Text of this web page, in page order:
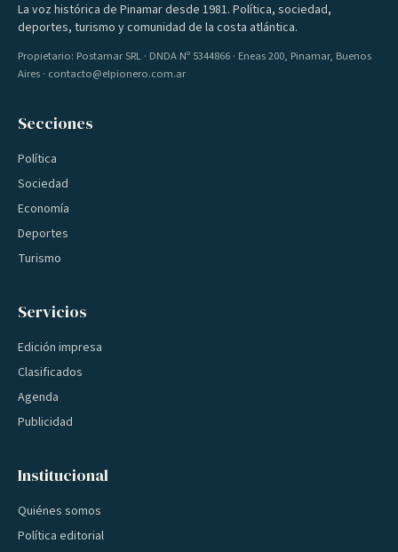
La voz histórica de Pinamar desde 1981. Política, sociedad,
deportes, turismo y comunidad de la costa atlántica.
Propietario: Postamar SRL · DNDA Nº 5344866 · Eneas 200, Pinamar, Buenos
Aires · contacto@elpionero.com.ar
Secciones
Política
Sociedad
Economía
Deportes
Turismo
Servicios
Edición impresa
Clasificados
Agenda
Publicidad
Institucional
Quiénes somos
Política editorial